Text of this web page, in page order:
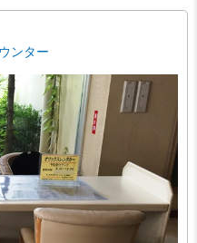
ンター